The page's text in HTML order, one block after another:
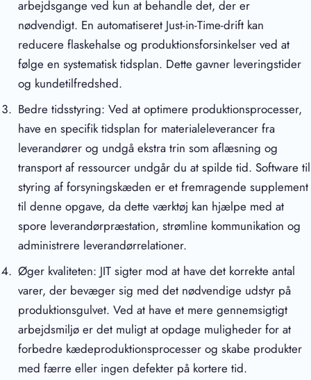
arbejdsgange ved kun at behandle det, der er
nødvendigt. En automatiseret Just-in-Time-drift kan
reducere flaskehalse og produktionsforsinkelser ved at
følge en systematisk tidsplan. Dette gavner leveringstider
og kundetilfredshed.
Bedre tidsstyring: Ved at optimere produktionsprocesser,
have en specifik tidsplan for materialeleverancer fra
leverandører og undgå ekstra trin som aflæsning og
transport af ressourcer undgår du at spilde tid. Software til
styring af forsyningskæden er et fremragende supplement
til denne opgave, da dette værktøj kan hjælpe med at
spore leverandørpræstation, strømline kommunikation og
administrere leverandørrelationer.
Øger kvaliteten: JIT sigter mod at have det korrekte antal
varer, der bevæger sig med det nødvendige udstyr på
produktionsgulvet. Ved at have et mere gennemsigtigt
arbejdsmiljø er det muligt at opdage muligheder for at
forbedre kædeproduktionsprocesser og skabe produkter
med færre eller ingen defekter på kortere tid.